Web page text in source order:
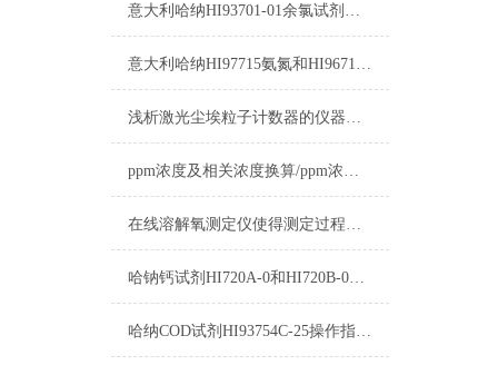
意大利哈纳HI93701-01余氯试剂详细参数及测量原理
意大利哈纳HI97715氨氮和HI96715氨氮区别
浅析激光尘埃粒子计数器的仪器校准实验
ppm浓度及相关浓度换算/ppm浓度换算
在线溶解氧测定仪使得测定过程变得更加简单
哈钠钙试剂HI720A-0和HI720B-0使用方法
哈纳COD试剂HI93754C-25操作指南及测量标准